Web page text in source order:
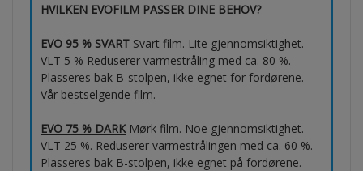
HVILKEN EVOFILM PASSER DINE BEHOV?
EVO 95 % SVART Svart film. Lite gjennomsiktighet.
VLT 5 % Reduserer varmestråling med ca. 80 %.
Plasseres bak B-stolpen, ikke egnet for fordørene.
Vår bestselgende film.
EVO 75 % DARKMørk film. Noe gjennomsiktighet.
VLT 25 %. Reduserer varmestrålingen med ca. 60 %.
Plasseres bak B-stolpen, ikke egnet på fordørene.